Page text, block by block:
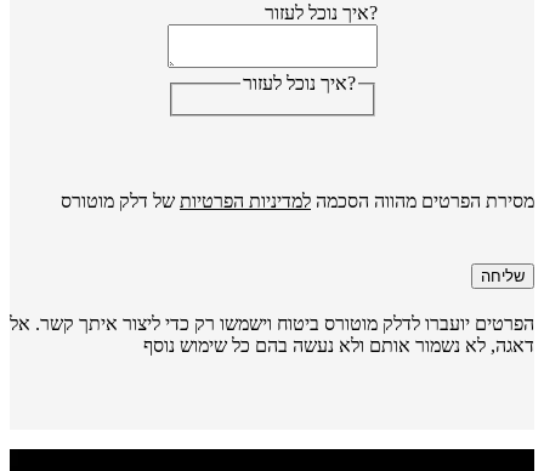
?איך נוכל לעזור
?איך נוכל לעזור
הפרטים מהווה הסכמה למדיניות הפרטיות של דלק מוטורס
שליחה
יועברו לדלק מוטורס ביטוח וישמשו רק כדי ליצור איתך קשר. אל
לא נשמור אותם ולא נעשה בהם כל שימוש נוסף